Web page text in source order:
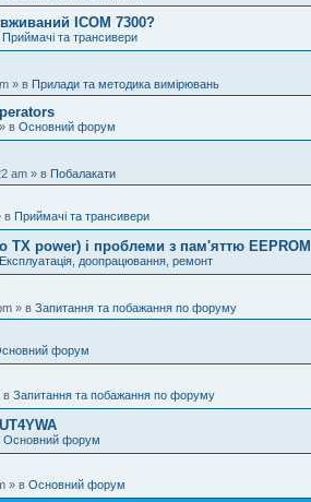
ICOM 7300?
Приймачі та трансивери
» в Прилади та методика вимірювань
» в Основний форум
am » в Побалакати
в Приймачі та трансивери
TX power) і проблеми з пам'яттю EEPROM
Експлуатація, доопрацювання, ремонт
» в Запитання та побажання по форуму
форум
в Запитання та побажання по форуму
Основний форум
» в Основний форум